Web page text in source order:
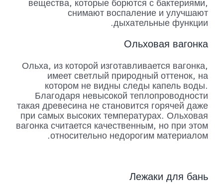
вещества, которые борются с бактериями,
снимают воспаление и улучшают
дыхательные функции.
Ольховая вагонка
Ольха, из которой изготавливается вагонка,
имеет светлый природный оттенок, на
котором не видны следы капель воды.
Благодаря невысокой теплопроводности
такая древесина не становится горячей даже
при самых высоких температурах. Ольховая
вагонка считается качественным, но при этом
относительно недорогим материалом.
Лежаки для бань